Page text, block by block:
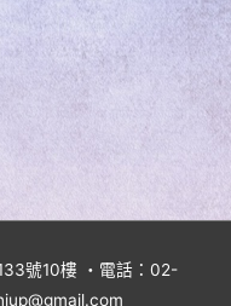
號10樓 ・電話：02-